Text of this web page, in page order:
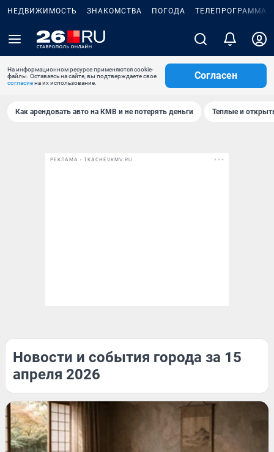
НЕДВИЖИМОСТЬ ЗНАКОМСТВА ПОГОДА ТЕЛЕПРОГРАММА
На информационном ресурсе применяются cookie-
файлы. Оставаясь на сайте, вы подтверждаете свое
согласиена их использование.
Согласен
Как арендовать авто на КМВ и не потерять деньги Теплые и
РЕКЛАМА • TKACHEVKMV.RU
Новости и события города за 15
апреля 2026